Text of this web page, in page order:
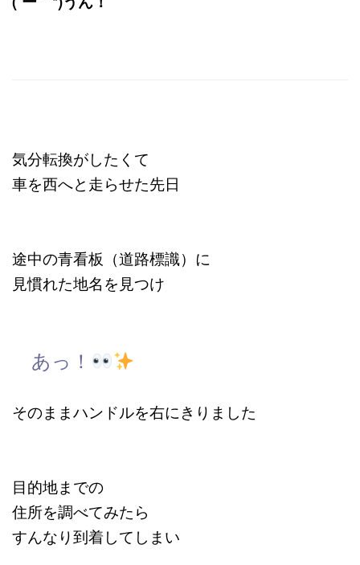
気分転換がしたくて
車を西へと走らせた先日
途中の青看板（道路標識）に
見慣れた地名を見つけ
あっ！
そのままハンドルを右にきりました
目的地までの
住所を調べてみたら
すんなり到着してしまい